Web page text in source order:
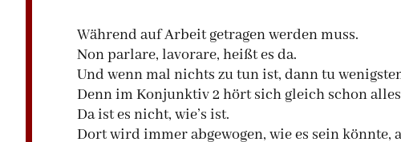
Während auf Arbeit getragen werden muss.
Non parlare, lavorare, heißt es da.
Und wenn mal nichts zu tun ist, dann tu
Denn im Konjunktiv 2 hört sich gleich schon
Da ist es nicht, wie’s ist.
Dort wird immer abgewogen, wie es sein